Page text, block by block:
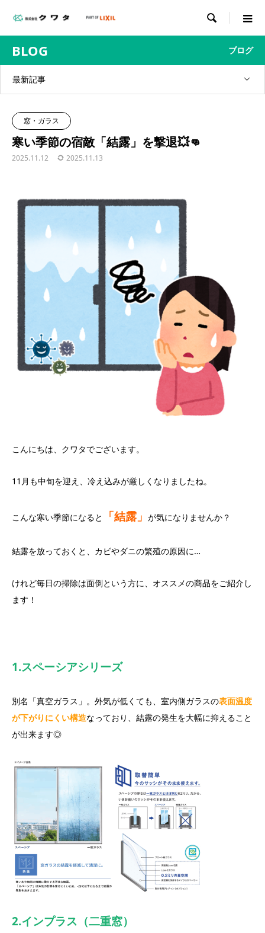

BLOG ブログ
最新記事
窓・ガラス
寒い季節の宿敵「結露」を撃退💥👊
2025.11.12 2025.11.13
こんにちは、クワタでございます。
11月も中旬を迎え、冷え込みが厳しくなりましたね。
こんな寒い季節になると 「結露」 が気になりませんか？
結露を放っておくと、カビやダニの繁殖の原因に…
けれど毎日の掃除は面倒という方に、オススメの商品をご紹介し
ます！
1.スペーシアシリーズ
別名「真空ガラス」。外気が低くても、室内側ガラスの表面温度
が下がりにくい構造なっており、結露の発生を大幅に抑えること
が出来ます◎
2.インプラス（二重窓）